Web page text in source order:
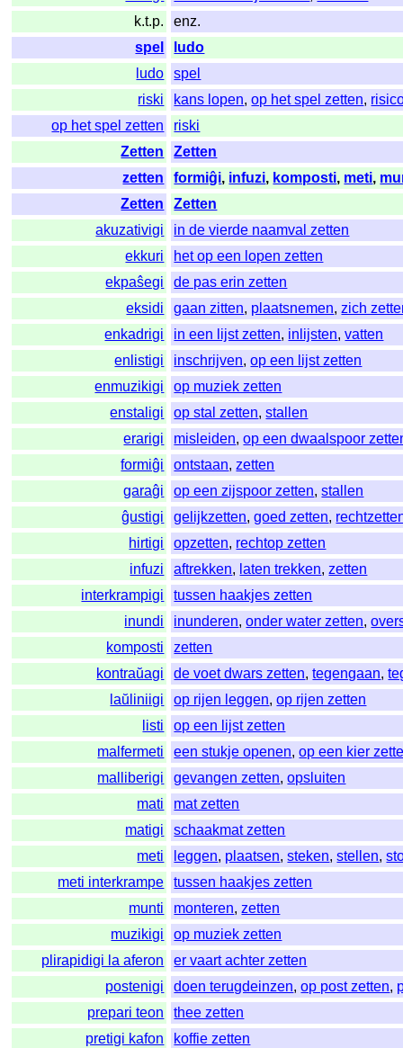
k.t.p.
enz.
spel
ludo
ludo
spel
riski
kans lopen,op het spel zetten,
op het spel zetten
riski
Zetten
Zetten
zetten
formiĝi, infuzi, komposti, meti,
Zetten
Zetten
akuzativigi
in de vierde naamval zetten
ekkuri
het op een lopen zetten
ekpaŝegi
de pas erin zetten
eksidi
gaan zitten, plaatsnemen,zich
enkadrigi
in een lijst zetten, inlijsten,vatten
enlistigi
inschrijven,op een lijst zetten
enmuzikigi
op muziek zetten
enstaligi
op stal zetten,stallen
erarigi
misleiden,op een dwaalspoor
formiĝi
ontstaan,zetten
garaĝi
op een zijspoor zetten,stallen
ĝustigi
gelijkzetten,goed zetten,
hirtigi
opzetten, rechtop zetten
infuzi
aftrekken, laten trekken,zetten
interkrampigi
tussen haakjes zetten
inundi
inunderen,onder water zetten,
komposti
zetten
kontraŭagi
de voet dwars zetten,tegengaan,
laŭliniigi
op rijen leggen,op rijen zetten
listi
op een lijst zetten
malfermeti
een stukje openen,op een kier
malliberigi
gevangen zetten,opsluiten
mati
mat zetten
matigi
schaakmat zetten
meti
leggen, plaatsen,steken,stellen,
meti interkrampe
tussen haakjes zetten
munti
monteren,zetten
muzikigi
op muziek zetten
plirapidigi la aferon
er vaart achter zetten
postenigi
doen terugdeinzen,op post zetten,
prepari teon
thee zetten
pretigi kafon
koffie zetten